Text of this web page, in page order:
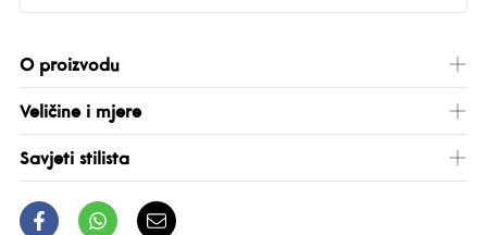
O proizvodu
Veličine i mjere
Savjeti stilista